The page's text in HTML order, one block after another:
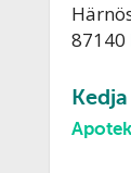
87140
Kedja